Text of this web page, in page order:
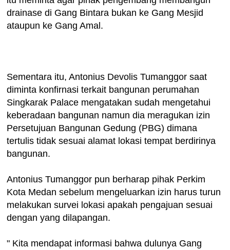
drainase di Gang Bintara bukan ke Gang Mesjid
ataupun ke Gang Amal.
Sementara itu, Antonius Devolis Tumanggor saat
diminta konfirnasi terkait bangunan perumahan
Singkarak Palace mengatakan sudah mengetahui
keberadaan bangunan namun dia meragukan izin
Persetujuan Bangunan Gedung (PBG) dimana
tertulis tidak sesuai alamat lokasi tempat berdirinya
bangunan.
Antonius Tumanggor pun berharap pihak Perkim
Kota Medan sebelum mengeluarkan izin harus turun
melakukan survei lokasi apakah pengajuan sesuai
dengan yang dilapangan.
" Kita mendapat informasi bahwa dulunya Gang